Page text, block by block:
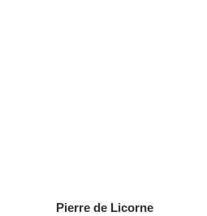
Pierre de Licorne